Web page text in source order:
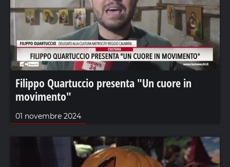
Filippo Quartuccio presenta "Un cuore in
movimento"
01 novembre 2024